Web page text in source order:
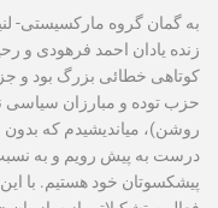
به گمان گروه مارکسیستی-
زنده ‫یادان احمد فرهودی و
کوتاهی خطائی بزرگ بود و
حزب توده و مبارزان سیاسی
روشن)، می‫اندیشیدم
درست به پیش رویم و به